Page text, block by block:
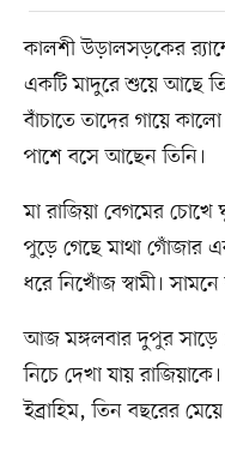
কালশী উড়ালসড়কের
একটি মাদুরে শুয়ে আছে
বাঁচাতে তাদের গায়ে
পাশে বসে আছেন তিনি।
মা রাজিয়া বেগমের
পুড়ে গেছে মাথা গোঁজার
ধরে নিখোঁজ স্বামী।
আজ মঙ্গলবার দুপুর সাড়ে
নিচে দেখা যায়
ইব্রাহিম, তিন বছরের